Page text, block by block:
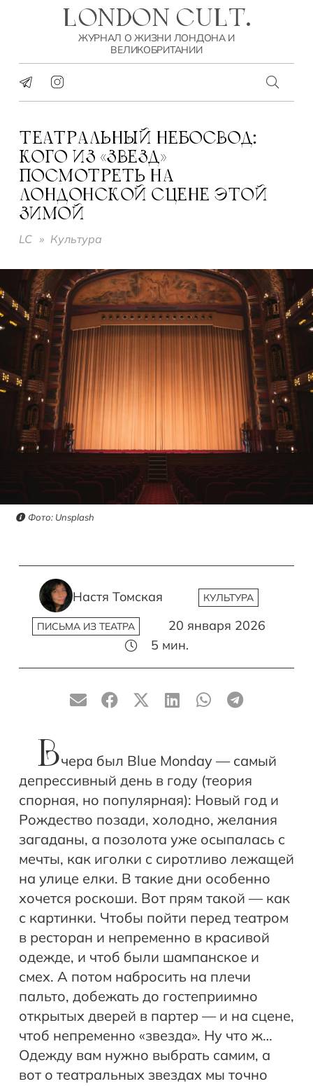
LONDON CULT.
ЖУРНАЛ О ЖИЗНИ ЛОНДОНА И
ВЕЛИКОБРИТАНИИ
ТЕАТРАЛЬНЫЙ НЕБОСВОД:
КОГО ИЗ «ЗВЕЗД»
ПОСМОТРЕТЬ НА
ЛОНДОНСКОЙ СЦЕНЕ ЭТОЙ
ЗИМОЙ
LC » Культура
Фото: Unsplash
Настя Томская КУЛЬТУРА
ПИСЬМА ИЗ ТЕАТРА
20 января 2026
5 мин.
Вчера был Blue Monday — самый
депрессивный день в году (теория
спорная, но популярная): Новый год и
Рождество позади, холодно, желания
загаданы, а позолота уже осыпалась с
мечты, как иголки с сиротливо лежащей
на улице елки. В такие дни особенно
хочется роскоши. Вот прям такой — как
с картинки. Чтобы пойти перед театром
в ресторан и непременно в красивой
одежде, и чтоб были шампанское и
смех. А потом набросить на плечи
пальто, добежать до гостеприимно
открытых дверей в партер — и на сцене,
чтоб непременно «звезда». Ну что ж…
Одежду вам нужно выбрать самим, а
вот о театральных звездах мы точно